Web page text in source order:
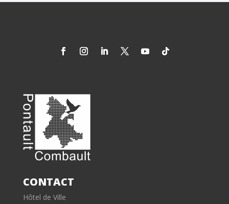
CONTACT
Hôtel de Ville